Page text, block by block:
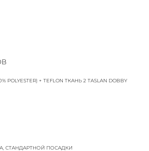
POLYESTER) + TEFLON ТКАНЬ 2 TASLAN DOBBY
СТАНДАРТНОЙ ПОСАДКИ